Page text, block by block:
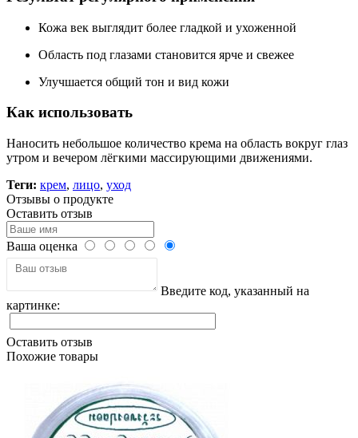
Кожа век выглядит более гладкой и ухоженной
Область под глазами становится ярче и свежее
Улучшается общий тон и вид кожи
Как использовать
Наносить небольшое количество крема на область вокруг глаз
утром и вечером лёгкими массирующими движениями.
Теги: крем, лицо, уход
Отзывы о продукте
Оставить отзыв
Ваша оценка
Введите код, указанный на
картинке:
Оставить отзыв
Похожие товары